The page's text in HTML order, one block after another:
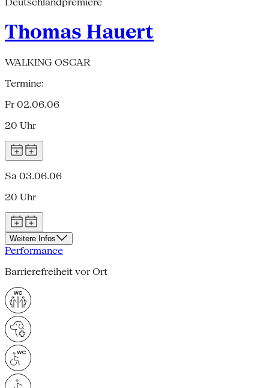
Thomas Hauert
WALKING OSCAR
Termine:
Fr 02.06.06
20 Uhr
Sa 03.06.06
20 Uhr
Weitere Infos
Performance
Barrierefreiheit vor Ort